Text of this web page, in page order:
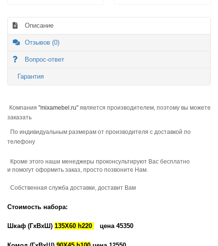
Описание
Отзывов (0)
Вопрос-ответ
Гарантия
Компания "mixamebel.ru" является производителем, поэтому вы можете
заказать
По индивидуальным размерам от производителя с доставкой по
телефону
Кроме этого наши менеджеры проконсультируют Вас бесплатно
и помогут оформить заказ, просто позвоните Нам.
Собственная служба доставки, доставит Вам
Стоимость набора:
Шкаф (ГхВхШ) 135Х60 h220 цена45350